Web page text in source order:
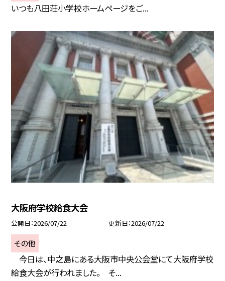
いつも八田荘小学校ホームページをご...
大阪府学校給食大会
公開日 2026/07/22 更新日 2026/07/22
その他
今日は、中之島にある大阪市中央公会堂にて大阪府学校
給食大会が行われました。 そ...